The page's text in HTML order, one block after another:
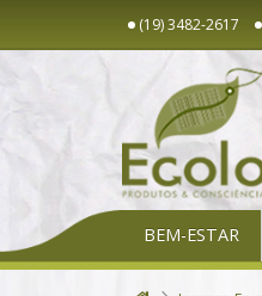
(19) 3482-2617
BEM-ESTAR